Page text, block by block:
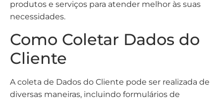
produtos e serviços para atender melhor às suas
necessidades.
Como Coletar Dados do
Cliente
A coleta de Dados do Cliente pode ser realizada de
diversas maneiras, incluindo formulários de